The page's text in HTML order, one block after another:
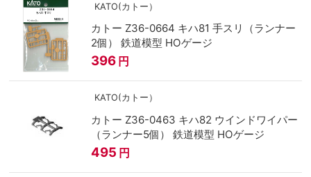
KATO(カトー）
カトー Z36-0664 キハ81 手スリ（ランナー
2個） 鉄道模型 HOゲージ
396 円
KATO(カトー）
カトー Z36-0463 キハ82 ウインドワイパー
（ランナー5個） 鉄道模型 HOゲージ
495 円